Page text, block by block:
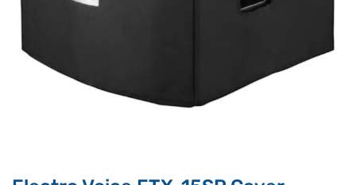
Ciao, Come posso aiutarti?
Puoi chiedermi informazioni generali o specifiche su certi